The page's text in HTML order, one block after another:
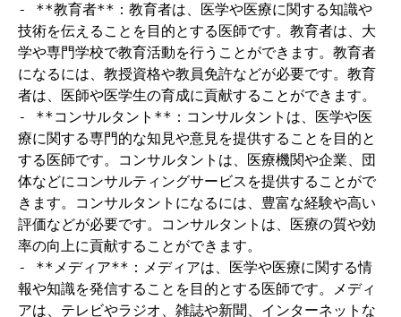
- **教育者**：教育者は、医学や医療に関する知識や
技術を伝えることを目的とする医師です。教育者は、大
学や専門学校で教育活動を行うことができます。教育者
になるには、教授資格や教員免許などが必要です。教育
者は、医師や医学生の育成に貢献することができます。
- **コンサルタント**：コンサルタントは、医学や医
療に関する専門的な知見や意見を提供することを目的と
する医師です。コンサルタントは、医療機関や企業、団
体などにコンサルティングサービスを提供することがで
きます。コンサルタントになるには、豊富な経験や高い
評価などが必要です。コンサルタントは、医療の質や効
率の向上に貢献することができます。
- **メディア**：メディアは、医学や医療に関する情
報や知識を発信することを目的とする医師です。メディ
アは、テレビやラジオ、雑誌や新聞、インターネットな